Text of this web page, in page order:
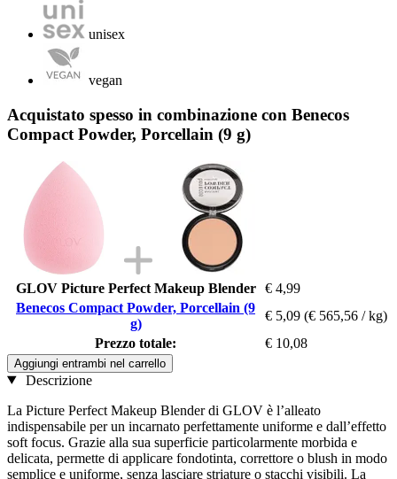
unisex
vegan
Acquistato spesso in combinazione con Benecos
Compact Powder, Porcellain (9 g)
GLOV Picture Perfect Makeup Blender
€ 4,99
Benecos Compact Powder, Porcellain (9
g)
€ 5,09 (€ 565,56 / kg)
Prezzo totale:
€ 10,08
Aggiungi entrambi nel carrello
Descrizione
La Picture Perfect Makeup Blender di GLOV è l’alleato
indispensabile per un incarnato perfettamente uniforme e dall’effetto
soft focus. Grazie alla sua superficie particolarmente morbida e
delicata, permette di applicare fondotinta, correttore o blush in modo
semplice e uniforme, senza lasciare striature o stacchi visibili. La